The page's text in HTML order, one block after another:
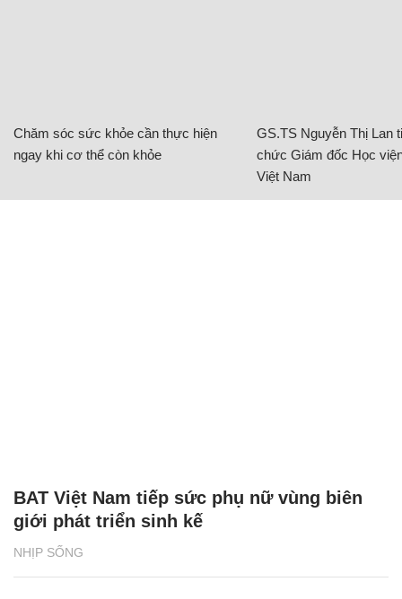
Chăm sóc sức khỏe cần thực hiện
ngay khi cơ thể còn khỏe
GS.TS Nguyễn Thị Lan
chức Giám đốc Học
Việt Nam
NHỊP SỐNG
BAT Việt Nam tiếp sức phụ nữ vùng biên
giới phát triển sinh kế